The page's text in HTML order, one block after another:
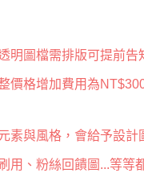
明圖檔需排版可提前
價格增加費用為
素與風格，會給予設計
用、粉絲回饋圖...等等